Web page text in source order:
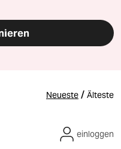
Neueste / Älteste
einloggen